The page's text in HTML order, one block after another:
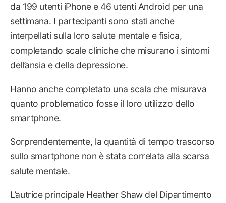
da 199 utenti iPhone e 46 utenti Android per una
settimana. I partecipanti sono stati anche
interpellati sulla loro salute mentale e fisica,
completando scale cliniche che misurano i sintomi
dell’ansia e della depressione.
Hanno anche completato una scala che misurava
quanto problematico fosse il loro utilizzo dello
smartphone.
Sorprendentemente, la quantità di tempo trascorso
sullo smartphone non è stata correlata alla scarsa
salute mentale.
L’autrice principale Heather Shaw del Dipartimento